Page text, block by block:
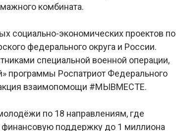
комбината.
социально-экономических проектов по
федерального округа и России.
специальной военной операции,
программы Роспатриот Федерального
акция взаимопомощи #МЫВМЕСТЕ.
по 18 направлениям, где
финансовую поддержку до 1 миллиона